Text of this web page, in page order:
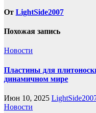
От LightSide2007
Похожая запись
Новости
Пластины для
динамичном мире
Июн 10, 2025
Новости